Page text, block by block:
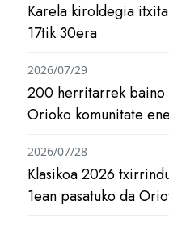
Karela kiroldegia
17tik 30era
200 herritarrek baino
Orioko komunitate
2026/07/29
Klasikoa 2026
1ean pasatuko da
2026/07/28